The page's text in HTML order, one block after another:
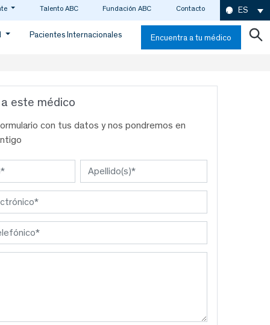
Talento ABC Fundación ABC Contacto ES
Pacientes Internacionales Encuentra a tu médico
este médico
con tus datos y nos pondremos en